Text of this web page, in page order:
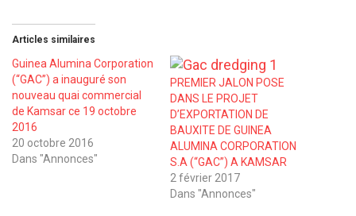
Articles similaires
Guinea Alumina Corporation
(‘‘GAC’’) a inauguré son
nouveau quai commercial
de Kamsar ce 19 octobre
2016
20 octobre 2016
Dans "Annonces"
PREMIER JALON POSE
DANS LE PROJET
D’EXPORTATION DE
BAUXITE DE GUINEA
ALUMINA CORPORATION
S.A (“GAC”) A KAMSAR
2 février 2017
Dans "Annonces"